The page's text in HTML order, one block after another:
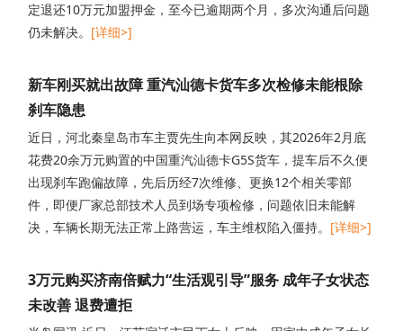
定退还10万元加盟押金，至今已逾期两个月，多次沟通后问题
仍未解决。 [详细>]
新车刚买就出故障 重汽汕德卡货车多次检修未能根除
刹车隐患
近日，河北秦皇岛市车主贾先生向本网反映，其2026年2月底
花费20余万元购置的中国重汽汕德卡G5S货车，提车后不久便
出现刹车跑偏故障，先后历经7次维修、更换12个相关零部
件，即便厂家总部技术人员到场专项检修，问题依旧未能解
决，车辆长期无法正常上路营运，车主维权陷入僵持。 [详细>]
3万元购买济南倍赋力“生活观引导”服务 成年子女状态
未改善 退费遭拒